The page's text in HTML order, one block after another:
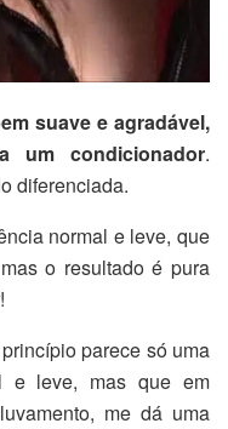
suave e agradável,
um condicionador.
diferenciada.
normal e leve, que
o resultado é pura
parece só uma
e leve, mas que em
me dá uma